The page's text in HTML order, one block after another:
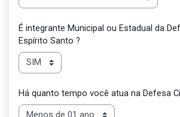
É integrante Municipal ou Estadual da
Espírito Santo ?
Há quanto tempo você atua na Defesa